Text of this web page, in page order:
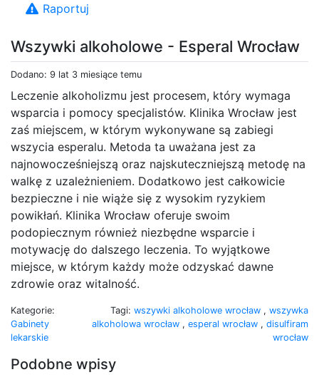
Wszywki alkoholowe - Esperal Wrocław
Dodano: 9 lat 3 miesiące temu
Leczenie alkoholizmu jest procesem, który wymaga
wsparcia i pomocy specjalistów. Klinika Wrocław jest
zaś miejscem, w którym wykonywane są zabiegi
wszycia esperalu. Metoda ta uważana jest za
najnowocześniejszą oraz najskuteczniejszą metodę na
walkę z uzależnieniem. Dodatkowo jest całkowicie
bezpieczne i nie wiąże się z wysokim ryzykiem
powikłań. Klinika Wrocław oferuje swoim
podopiecznym również niezbędne wsparcie i
motywację do dalszego leczenia. To wyjątkowe
miejsce, w którym każdy może odzyskać dawne
zdrowie oraz witalność.
Kategorie:
Gabinety
lekarskie
Tagi: wszywki alkoholowe wrocław , wszywka
alkoholowa wrocław , esperal wrocław , disulfiram
wrocław
Podobne wpisy
Raportuj